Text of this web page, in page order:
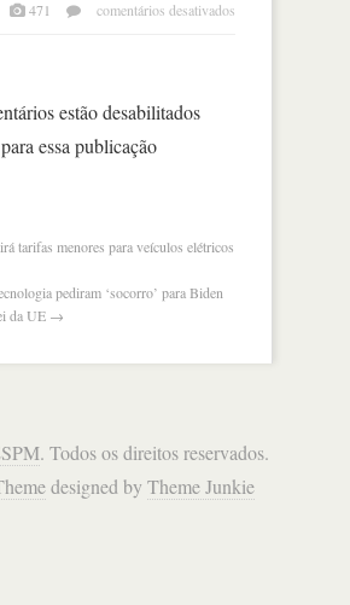
471 comentários desativados
estão desabilitados
para essa publicação
tarifas menores para veículos elétricos
pediram ‘socorro’ para Biden
da UE →
. Todos os direitos reservados.
designed by Theme Junkie